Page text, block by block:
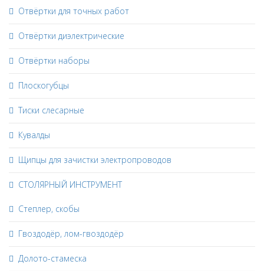
Отвёртки для точных работ
Отвёртки диэлектрические
Отвёртки наборы
Плоскогубцы
Тиски слесарные
Кувалды
Щипцы для зачистки электропроводов
СТОЛЯРНЫЙ ИНСТРУМЕНТ
Степлер, скобы
Гвоздодёр, лом-гвоздодёр
Долото-стамеска